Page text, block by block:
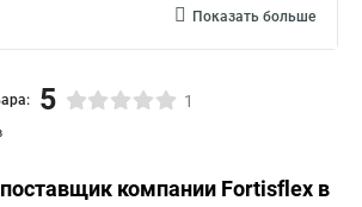
Показать больше
5 1
компании Fortisflex в